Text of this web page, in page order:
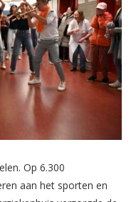
Op 6.300
aan het sporten en